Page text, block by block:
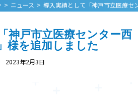
ニュース 導入実績として「神戸市立医療セ
神戸市立医療センター西
様を追加しました
2023年2月3日